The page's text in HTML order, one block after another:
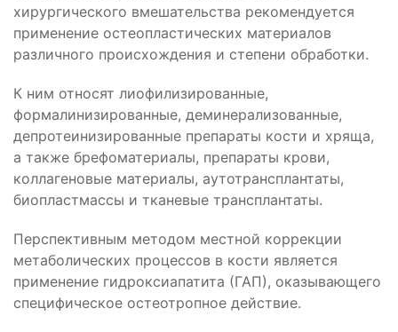
хирургического вмешательства рекомендуется
применение остеопластических материалов
различного происхождения и степени обработки.
К ним относят лиофилизированные,
формалинизированные, деминерализованные,
депротеинизированные препараты кости и хряща,
а также брефоматериалы, препараты крови,
коллагеновые материалы, аутотрансплантаты,
биопластмассы и тканевые трансплантаты.
Перспективным методом местной коррекции
метаболических процессов в кости является
применение гидроксиапатита (ГАП), оказывающего
специфическое остеотропное действие.